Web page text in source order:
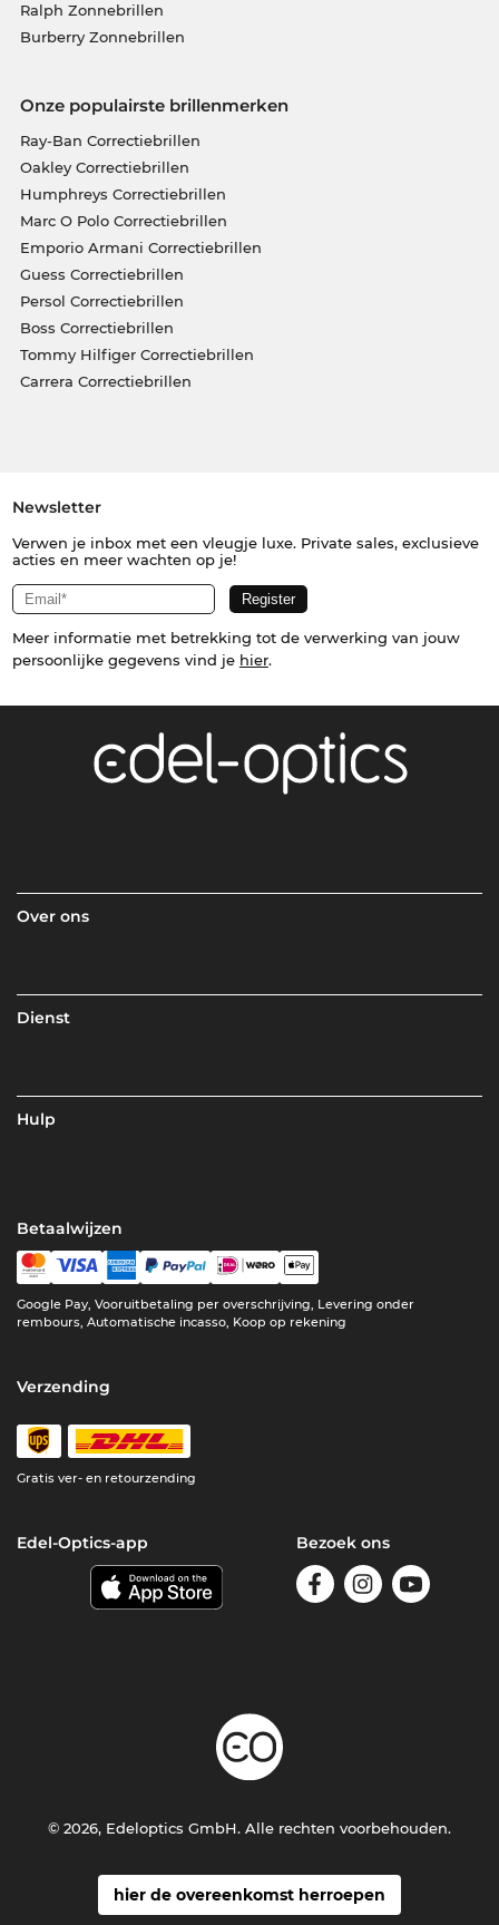
Ralph Zonnebrillen
Burberry Zonnebrillen
Onze populairste brillenmerken
Ray-Ban Correctiebrillen
Oakley Correctiebrillen
Humphreys Correctiebrillen
Marc O Polo Correctiebrillen
Emporio Armani Correctiebrillen
Guess Correctiebrillen
Persol Correctiebrillen
Boss Correctiebrillen
Tommy Hilfiger Correctiebrillen
Carrera Correctiebrillen
Newsletter
Verwen je inbox met een vleugje luxe. Private sales, exclusieve
acties en meer wachten op je!
Meer informatie met betrekking tot de verwerking van jouw
persoonlijke gegevens vind je hier.
Over ons
Dienst
Hulp
Betaalwijzen
Google Pay, Vooruitbetaling per overschrijving, Levering onder
rembours, Automatische incasso, Koop op rekening
Verzending
Gratis ver- en retourzending
Edel-Optics-app Bezoek ons
hier de overeenkomst herroepen
© 2026, Edeloptics GmbH. Alle rechten voorbehouden.